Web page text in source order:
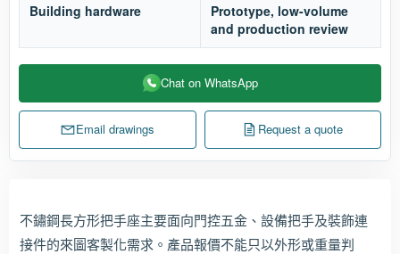
Building hardware
Prototype, low-volume
and production review
Chat on WhatsApp
Email drawings Request a quote
不鏽鋼長方形把手座主要面向門控五金、設備把手及裝飾連
接件的來圖客製化需求。產品報價不能只以外形或重量判